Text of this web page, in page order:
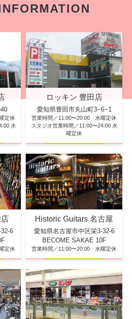
定休
水
ロッキン 豊田店
愛知県豊田市丸山町3−6−1
営業時間／11:00〜20:00 水曜定休
スタジオ営業時間／11:00〜24:00 水
曜定休
6
定休
Historic Guitars 名古屋
愛知県名古屋市中区栄3-32-6
BECOME SAKAE 10F
営業時間／11:00〜20:00 水曜定休